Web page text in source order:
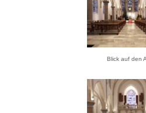
Blick auf den